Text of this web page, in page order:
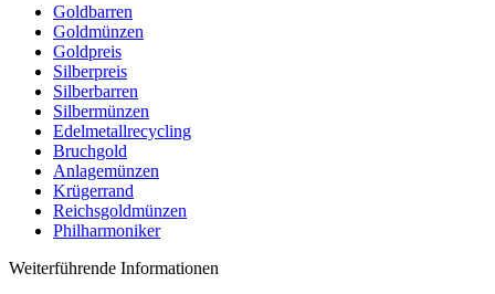
Goldbarren
Goldmünzen
Goldpreis
Silberpreis
Silberbarren
Silbermünzen
Edelmetallrecycling
Bruchgold
Anlagemünzen
Krügerrand
Reichsgoldmünzen
Philharmoniker
Weiterführende Informationen